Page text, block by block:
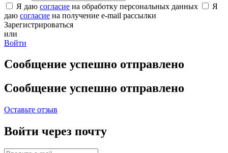
Я даю согласие на обработку персональных данных
Я
даю согласие на получение e-mail рассылки
Зарегистрироваться
или
Войти
Сообщение успешно отправлено
Сообщение успешно отправлено
Оставьте отзыв
Войти через почту